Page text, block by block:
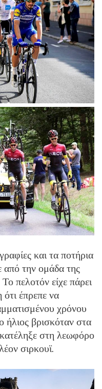
και τα ποτήρια
από την ομάδα της
πελοτόν είχε πάρει
έπρεπε να
χρόνου
βρισκόταν στα
στη λεωφόρο
σιρκουϊ.